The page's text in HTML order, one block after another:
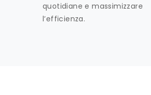
quotidiane e massimizzare
l’efficienza.